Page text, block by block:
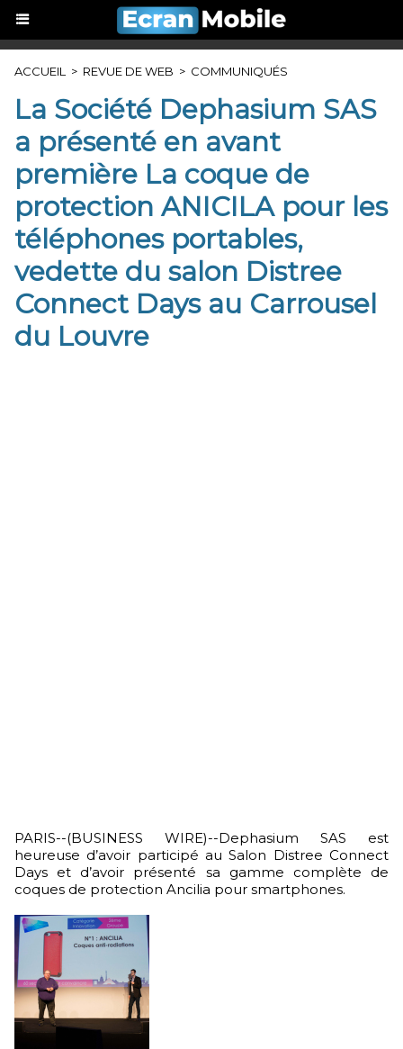
ACCUEIL > REVUE DE WEB > COMMUNIQUÉS
La Société Dephasium SAS
a présenté en avant
première La coque de
protection ANICILA pour les
téléphones portables,
vedette du salon Distree
Connect Days au Carrousel
du Louvre
PARIS--(BUSINESS WIRE)--Dephasium SAS est
heureuse d’avoir participé au Salon Distree Connect
Days et d’avoir présenté sa gamme complète de
coques de protection Ancilia pour smartphones.